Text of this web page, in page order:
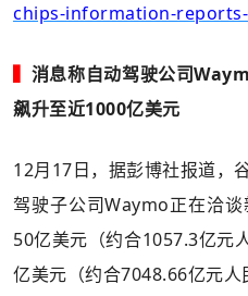
chips-information-reports-
消息称自动驾驶公司
飙升至近1000亿美元
12月17日，据彭博社报道，
驾驶子公司Waymo正在洽
50亿美元（约合1057.3亿元
亿美元（约合7048.66亿元